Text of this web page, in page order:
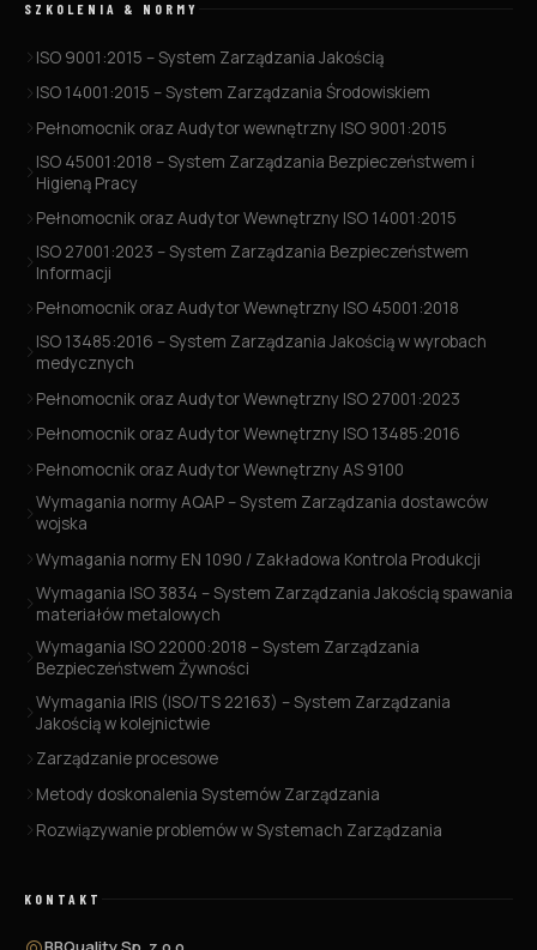
SZKOLENIA & NORMY
ISO 9001:2015 – System Zarządzania Jakością
ISO 14001:2015 – System Zarządzania Środowiskiem
Pełnomocnik oraz Audytor wewnętrzny ISO 9001:2015
ISO 45001:2018 – System Zarządzania Bezpieczeństwem i
Higieną Pracy
Pełnomocnik oraz Audytor Wewnętrzny ISO 14001:2015
ISO 27001:2023 – System Zarządzania Bezpieczeństwem
Informacji
Pełnomocnik oraz Audytor Wewnętrzny ISO 45001:2018
ISO 13485:2016 – System Zarządzania Jakością w wyrobach
medycznych
Pełnomocnik oraz Audytor Wewnętrzny ISO 27001:2023
Pełnomocnik oraz Audytor Wewnętrzny ISO 13485:2016
Pełnomocnik oraz Audytor Wewnętrzny AS 9100
Wymagania normy AQAP – System Zarządzania dostawców
wojska
Wymagania normy EN 1090 / Zakładowa Kontrola Produkcji
Wymagania ISO 3834 – System Zarządzania Jakością spawania
materiałów metalowych
Wymagania ISO 22000:2018 – System Zarządzania
Bezpieczeństwem Żywności
Wymagania IRIS (ISO/TS 22163) – System Zarządzania
Jakością w kolejnictwie
Zarządzanie procesowe
Metody doskonalenia Systemów Zarządzania
Rozwiązywanie problemów w Systemach Zarządzania
KONTAKT